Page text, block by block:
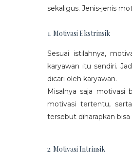
sekaligus. Jenis-jenis
1. Motivasi Ekstrinsik
Sesuai istilahnya,
karyawan itu sendiri.
dicari oleh karyawan.
Misalnya saja motivasi
motivasi tertentu,
tersebut diharapkan
2. Motivasi Intrinsik